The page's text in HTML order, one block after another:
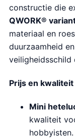
constructie die
QWORK®
materiaal en
duurzaamheid
veiligheidsschild
Prijs en kwaliteit
Mini
kwaliteit
hobbyisten.